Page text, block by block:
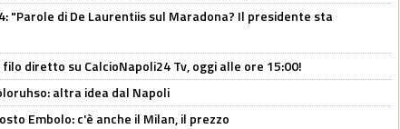
"Parole di De Laurentiis sul Maradona? Il presidente sta
filo diretto su CalcioNapoli24 Tv, oggi alle ore 15:00!
altra idea dal Napoli
Embolo: c'è anche il Milan, il prezzo